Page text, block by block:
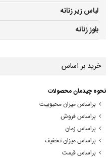
لباس زیر زنانه
بلوز زنانه
خرید بر اساس
نحوه چیدمان محصولات
براساس میزان محبوبیت
براساس فروش
براساس زمان
براساس میزان تخفیف
براساس قیمت